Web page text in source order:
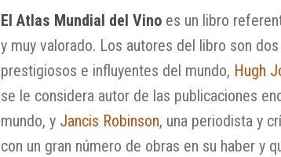
El Atlas Mundial del Vino es un libro
y muy valorado. Los autores del libro son
prestigiosos e influyentes del mundo, Hugh
se le considera autor de las publicaciones
mundo, y Jancis Robinson, una periodista y
con un gran número de obras en su haber y